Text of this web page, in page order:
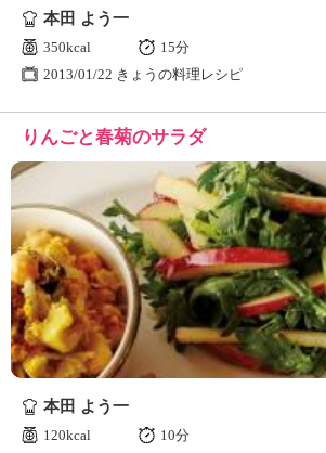
本田 よう一
350kcal
15分
2013/01/22 きょうの料理レシピ
りんごと春菊のサラダ
本田 よう一
120kcal
10分